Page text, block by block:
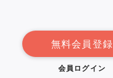
無料会員登録
会員ログイン